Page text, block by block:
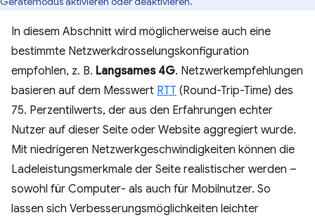
In diesem Abschnitt wird möglicherweise auch eine
bestimmte Netzwerkdrosselungskonfiguration
empfohlen, z. B. Langsames 4G. Netzwerkempfehlungen
basieren auf dem Messwert RTT (Round-Trip-Time) des
75. Perzentilwerts, der aus den Erfahrungen echter
Nutzer auf dieser Seite oder Website aggregiert wurde.
Mit niedrigeren Netzwerkgeschwindigkeiten können die
Ladeleistungsmerkmale der Seite realistischer werden –
sowohl für Computer- als auch für Mobilnutzer. So
lassen sich Verbesserungsmöglichkeiten leichter